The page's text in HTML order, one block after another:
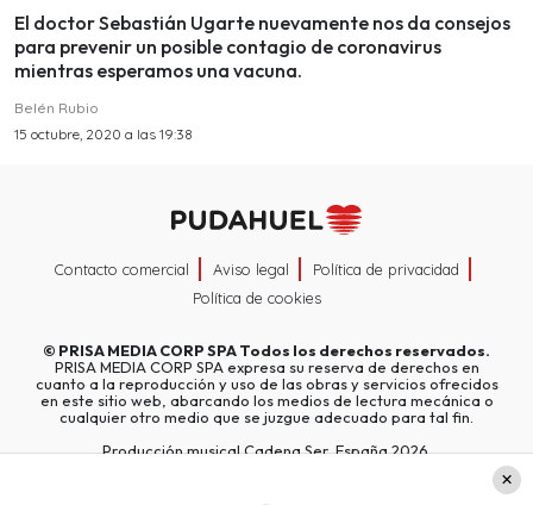
El doctor Sebastián Ugarte nuevamente nos da consejos
para prevenir un posible contagio de coronavirus
mientras esperamos una vacuna.
Belén Rubio
15 octubre, 2020 a las 19:38
Contacto comercial Aviso legal
Política de privacidad
Política de cookies
© PRISA MEDIA CORP SPATodos los derechos reservados.
PRISA MEDIA CORP SPA expresa su reserva de derechos en
cuanto a la reproducción y uso de las obras y servicios ofrecidos
en este sitio web, abarcando los medios de lectura mecánica o
cualquier otro medio que se juzgue adecuado para tal fin.
Producción musical Cadena Ser, España 2026.